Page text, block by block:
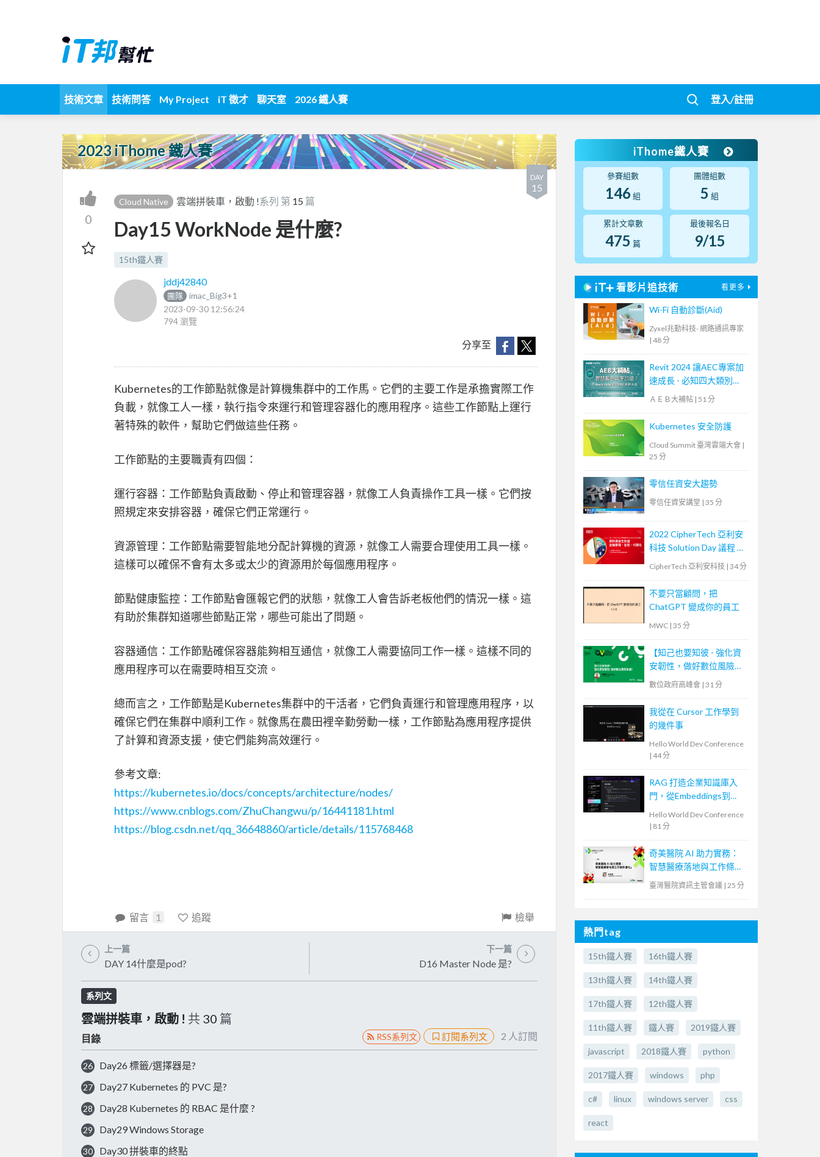
技術文章 技術問答 My Project iT 徵才 聊天室 2026 鐵人賽 登入/註冊
2023 iThome 鐵人賽
DAY
15
0
Cloud Native 雲端拼裝車，啟動 !系列 第 15 篇
Day15 WorkNode 是什麼?
15th鐵人賽
jddj42840
團隊
imac_Big3+1
2023-09-30 12:56:24
794 瀏覽
分享至
Kubernetes的工作節點就像是計算機集群中的工作馬。它們的主要工作是承擔實際工作
負載，就像工人一樣，執行指令來運行和管理容器化的應用程序。這些工作節點上運行
著特殊的軟件，幫助它們做這些任務。
工作節點的主要職責有四個：
運行容器：工作節點負責啟動、停止和管理容器，就像工人負責操作工具一樣。它們按
照規定來安排容器，確保它們正常運行。
資源管理：工作節點需要智能地分配計算機的資源，就像工人需要合理使用工具一樣。
這樣可以確保不會有太多或太少的資源用於每個應用程序。
節點健康監控：工作節點會匯報它們的狀態，就像工人會告訴老板他們的情況一樣。這
有助於集群知道哪些節點正常，哪些可能出了問題。
容器通信：工作節點確保容器能夠相互通信，就像工人需要協同工作一樣。這樣不同的
應用程序可以在需要時相互交流。
總而言之，工作節點是Kubernetes集群中的干活者，它們負責運行和管理應用程序，以
確保它們在集群中順利工作。就像馬在農田裡辛勤勞動一樣，工作節點為應用程序提供
了計算和資源支援，使它們能夠高效運行。
參考文章:
https://kubernetes.io/docs/concepts/architecture/nodes/
https://www.cnblogs.com/ZhuChangwu/p/16441181.html
https://blog.csdn.net/qq_36648860/article/details/115768468
留言 1 追蹤 檢舉
上一篇
DAY 14什麼是pod?
下一篇
D16 Master Node 是?
系列文
雲端拼裝車，啟動 ! 共 30 篇
目錄 RSS系列文 訂閱系列文 2 人訂閱
26 Day26 標籤/選擇器是?
27 Day27 Kubernetes 的 PVC 是?
28 Day28 Kubernetes 的 RBAC 是什麼 ?
29 Day29 Windows Storage
30
Day30 拼裝車的終點
iThome鐵人賽
參賽組數
146 組
團體組數
5 組
累計文章數
475 篇
最後報名日
9/15
看影片追技術 看更多
Wi-Fi 自動診斷(Aid)
Zyxel兆勤科技- 網路通訊專家
| 48 分
Revit 2024 讓AEC專案加
速成長 - 必知四大類別功
能更新！【宏碁資訊網路
ＡＥＢ大補帖 | 51 分
Kubernetes 安全防護
Cloud Summit 臺灣雲端大會 |
25 分
零信任資安大趨勢
零信任資安講堂 | 35 分
2022 CipherTech 亞利安
科技 Solution Day 議程 —
資料庫安全防護，金鑰管
CipherTech 亞利安科技 | 34 分
不要只當顧問，把
ChatGPT 變成你的員工
MWC | 35 分
【知己也要知彼 - 強化資
安韌性，做好數位風險防
護！】
數位政府高峰會 | 31 分
我從在 Cursor 工作學到
的幾件事
Hello World Dev Conference
| 44 分
RAG 打造企業知識庫入
門，從Embeddings到
Hello World Dev Conference
| 81 分
奇美醫院 AI 助力實務：
智慧醫療落地與工作條件
優化
臺灣醫院資訊主管會議 | 25 分
熱門tag
15th鐵人賽 16th鐵人賽
13th鐵人賽 14th鐵人賽
17th鐵人賽 12th鐵人賽
11th鐵人賽 鐵人賽 2019鐵人賽
javascript 2018鐵人賽 python
2017鐵人賽 windows php
c# linux windows server css
react